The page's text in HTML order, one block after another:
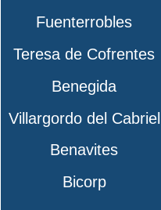
Fuenterrobles
Teresa de Cofrentes
Benegida
Villargordo del Cabriel
Benavites
Bicorp